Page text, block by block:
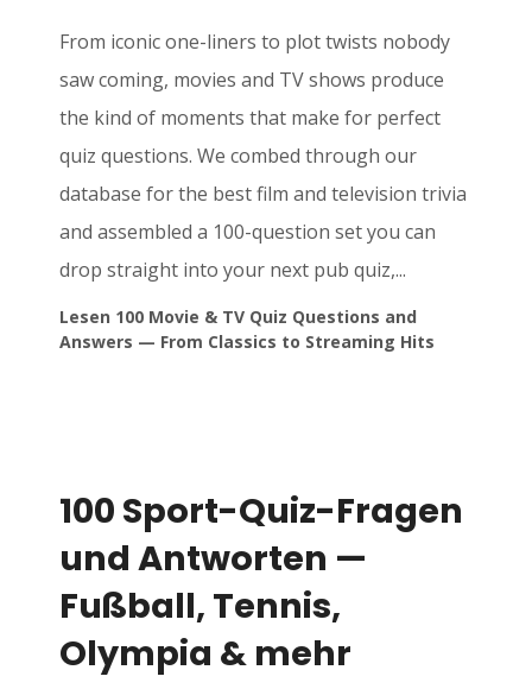
From iconic one-liners to plot twists nobody
saw coming, movies and TV shows produce
the kind of moments that make for perfect
quiz questions. We combed through our
database for the best film and television trivia
and assembled a 100-question set you can
drop straight into your next pub quiz,...
Lesen 100 Movie & TV Quiz Questions and
Answers — From Classics to Streaming Hits
100 Sport-Quiz-Fragen
und Antworten —
Fußball, Tennis,
Olympia & mehr